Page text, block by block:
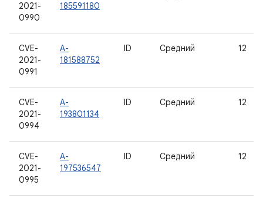
2021-
0990
185591180
CVE-
2021-
0991
A-
181588752
ID Средний 12
CVE-
2021-
0994
A-
193801134
ID Средний 12
CVE-
2021-
0995
A-
197536547
ID Средний 12